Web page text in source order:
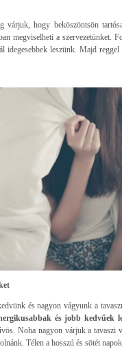
hogy beköszöntsön
megviselheti a szervezetünket.
idegesebbek leszünk. Majd
és nagyon vágyunk a
és jobb kedvűek
Noha nagyon várjuk a tavaszi
Télen a hosszú és sötét